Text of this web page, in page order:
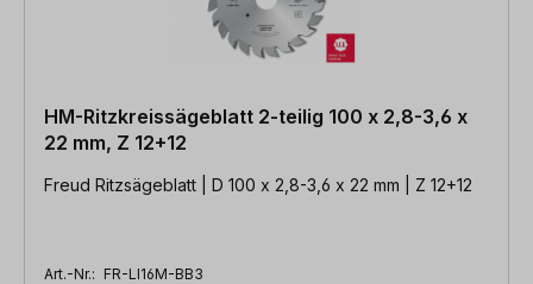
HM-Ritzkreissägeblatt 2-teilig 100 x 2,8-3,6 x
22 mm, Z 12+12
Freud Ritzsägeblatt | D 100 x 2,8-3,6 x 22 mm | Z 12+12
Art.-Nr.: FR-LI16M-BB3